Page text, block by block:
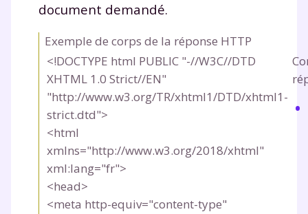
document demandé.
Exemple de corps de la réponse HTTP
<!DOCTYPE html PUBLIC "-//W3C//DTD
XHTML 1.0 Strict//EN"
"http://www.w3.org/TR/xhtml1/DTD/xhtml1-
strict.dtd">
<html
xmlns="http://www.w3.org/2018/xhtml"
xml:lang="fr">
<head>
<meta http-equiv="content-type"